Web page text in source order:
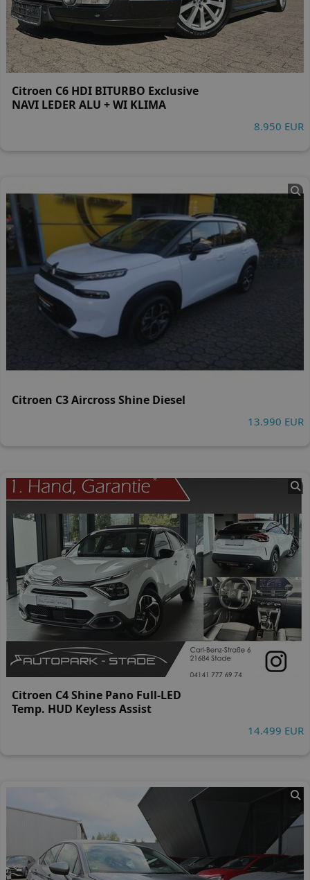
Citroen C6 HDI BITURBO Exclusive
NAVI LEDER ALU + WI KLIMA
8.950 EUR
Citroen C3 Aircross Shine Diesel
13.990 EUR
Citroen C4 Shine Pano Full-LED
Temp. HUD Keyless Assist
14.499 EUR